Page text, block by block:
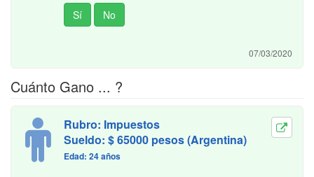
07/03/2020
Cuánto Gano ... ?
Rubro: Impuestos
Sueldo: $ 65000 pesos (Argentina)
Edad: 24 años